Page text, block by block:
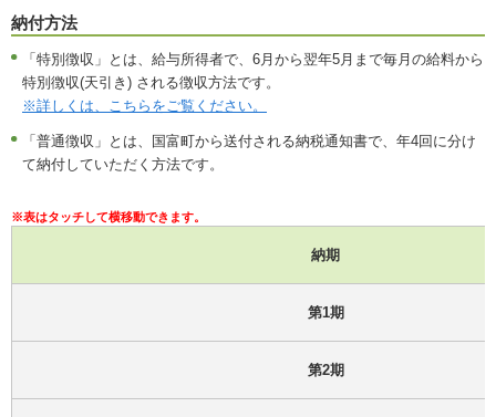
納付方法
「特別徴収」とは、給与所得者で、6月から翌年5月まで毎月の給料から
特別徴収(天引き) される徴収方法です。
※詳しくは、こちらをご覧ください。
「普通徴収」とは、国富町から送付される納税通知書で、年4回に分け
て納付していただく方法です。
納期
第1期
第2期